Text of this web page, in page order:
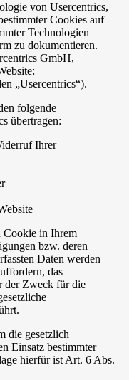
von Usercentrics,
Cookies auf
Technologien
zu dokumentieren.
GmbH,
„Usercentrics“).
folgende
übertragen:
Ihrer
Cookie in Ihrem
bzw. deren
Daten werden
das
der Zweck für die
die gesetzlich
Einsatz bestimmter
hierfür ist Art. 6 Abs.